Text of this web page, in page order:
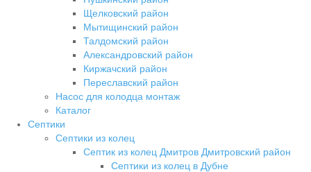
Щелковский район
Мытищинский район
Талдомский район
Александровский район
Киржачский район
Переславский район
Насос для колодца монтаж
Каталог
Септики
Септики из колец
Септик из колец Дмитров Дмитровский район
Септики из колец в Дубне